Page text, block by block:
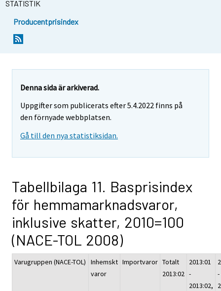
STATISTIK
Producentprisindex
Denna sida är arkiverad.
Uppgifter som publicerats efter 5.4.2022 finns på
den förnyade webbplatsen.
Gå till den nya statistiksidan.
Tabellbilaga 11. Basprisindex
för hemmamarknadsvaror,
inklusive skatter, 2010=100
(NACE-TOL 2008)
Varugruppen (NACE-TOL)
Inhemskt
varor
Importvaror Totalt
2013:02
2013:01
-
2013:02,
-